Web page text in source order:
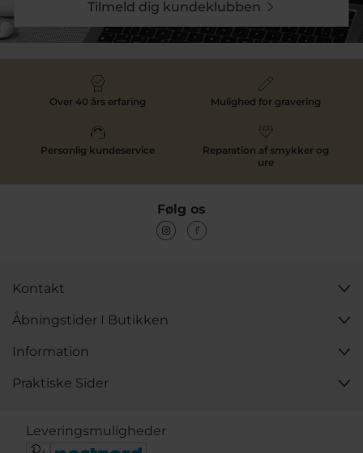
Køb studentergaver til hende hos Pind
J. Design
Hos Pind J. Design har vi samlet et stort udvalg af
studentergaver til hende. Her finder du både smykker,
ure og designgaver fra populære brands samt vores
Bestil online med hurtig levering på lagervarer og
gratis fragt ved køb over 499 kr.
Tilmeld dig kundeklubben
Over 40 års erfaring Mulighed for gravering
Personlig kundeservice
Reparation af smykker og
ure
Følg os
Kontakt
Åbningstider I Butikken
Information
Praktiske Sider
Leveringsmuligheder